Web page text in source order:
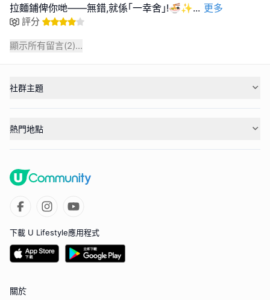
拉麵鋪俾你哋——無錯,就係｢一幸舍｣!🍜✨... 更多
評分
顯示所有留言(2)...
社群主題
熱門地點
下載 U Lifestyle應用程式
關於